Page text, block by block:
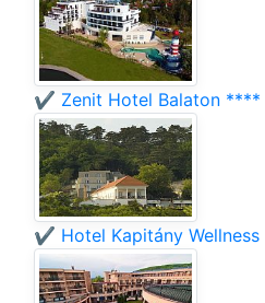
✔️ Zenit Hotel Balaton ****
✔️ Hotel Kapitány